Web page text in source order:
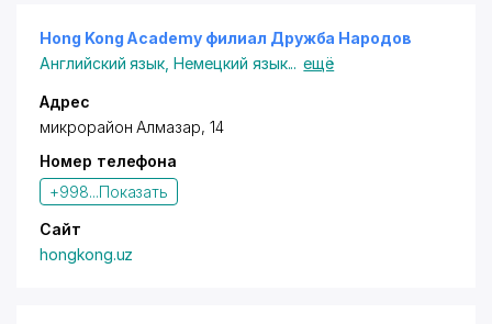
Hong Kong Academy филиал Дружба Народов
Английский язык ,Немецкий язык... ещё
Адрес
микрорайон Алмазар, 14
Номер телефона
+998...Показать
Сайт
hongkong.uz